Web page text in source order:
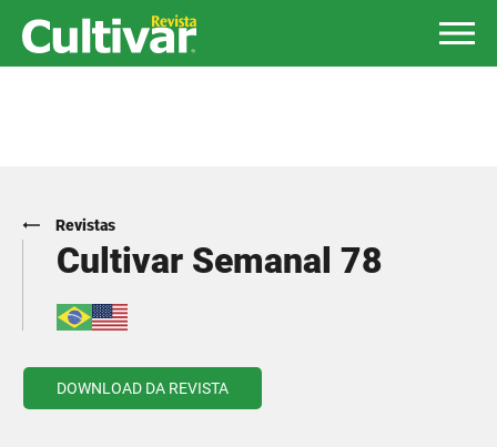
Revistas
Cultivar Semanal 78
DOWNLOAD DA REVISTA